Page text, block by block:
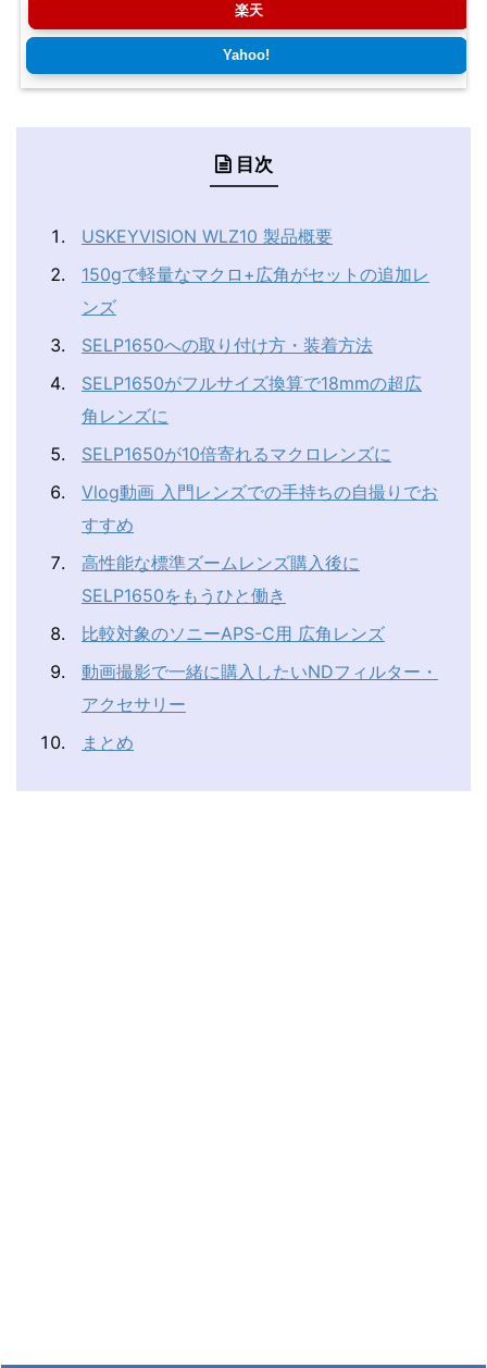
楽天
Yahoo!
目次
USKEYVISION WLZ10 製品概要
150gで軽量なマクロ+広角がセットの追加レ
ンズ
SELP1650への取り付け方・装着方法
SELP1650がフルサイズ換算で18mmの超広
角レンズに
SELP1650が10倍寄れるマクロレンズに
Vlog動画 入門レンズでの手持ちの自撮りでお
すすめ
高性能な標準ズームレンズ購入後に
SELP1650をもうひと働き
比較対象のソニーAPS-C用 広角レンズ
動画撮影で一緒に購入したいNDフィルター・
アクセサリー
まとめ